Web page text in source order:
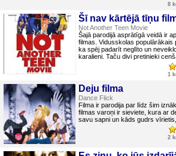
8
Šī nav kārtējā tīņu
Not Another Teen Movie
Šajā parodijā asprātīgā veidā ir
filmas. Vidusskolas populārākais
ka spēj padarīt neglīto un
karalieni. Taču divi pretinieki
1
Deju filma
Dance Flick
Filma ir parodija par līdz šim
filmas varoņi ir sieviete, kura ar
savu sapni un kāds gudrs
2